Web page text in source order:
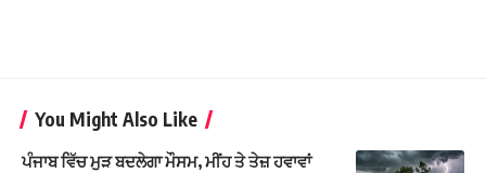
You Might Also Like
ਪੰਜਾਬ ਵਿੱਚ ਮੁੜ ਬਦਲੇਗਾ ਮੌਸਮ, ਮੀਂਹ ਤੇ ਤੇਜ਼ ਹਵਾਵਾਂ